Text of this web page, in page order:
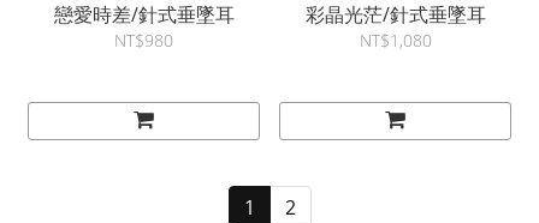
戀愛時差/針式垂墜耳
NT$980
彩晶光茫/針式垂墜耳
NT$1,080
1 2